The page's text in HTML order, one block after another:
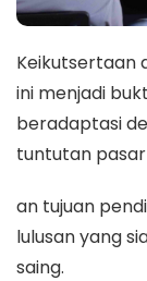
Keikutsertaan
ini menjadi
beradaptasi
tuntutan pasar
an tujuan
lulusan yang
saing.